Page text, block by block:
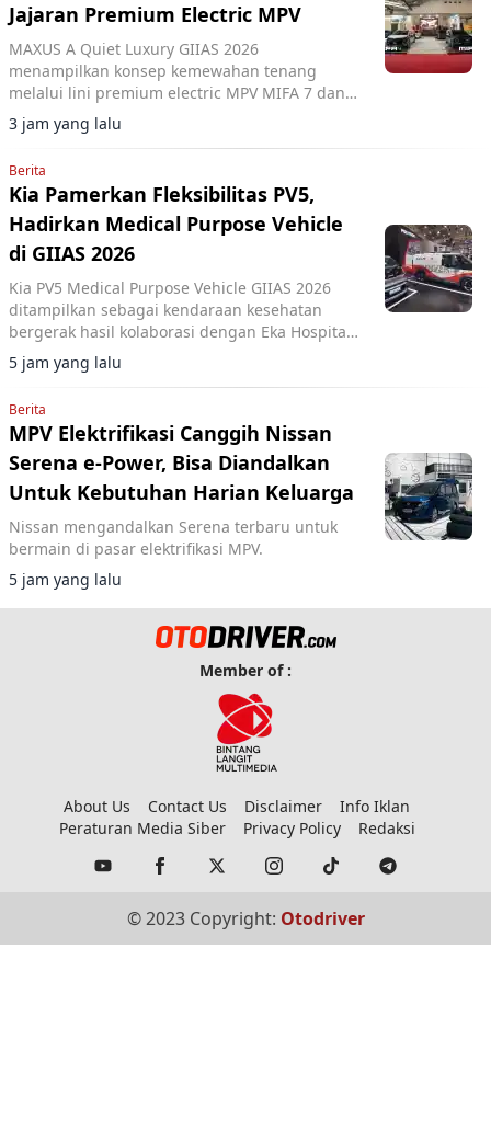
Jajaran Premium Electric MPV
MAXUS A Quiet Luxury GIIAS 2026
menampilkan konsep kemewahan tenang
melalui lini premium electric MPV MIFA 7 dan
MIFA 9 di ICE BSD City.
3 jam yang lalu
Berita
Kia Pamerkan Fleksibilitas PV5,
Hadirkan Medical Purpose Vehicle
di GIIAS 2026
Kia PV5 Medical Purpose Vehicle GIIAS 2026
ditampilkan sebagai kendaraan kesehatan
bergerak hasil kolaborasi dengan Eka Hospital
dan mitra lainnya.
5 jam yang lalu
Berita
MPV Elektrifikasi Canggih Nissan
Serena e-Power, Bisa Diandalkan
Untuk Kebutuhan Harian Keluarga
Nissan mengandalkan Serena terbaru untuk
bermain di pasar elektrifikasi MPV.
5 jam yang lalu
Member of :
About Us Contact Us Disclaimer
Info Iklan
Peraturan Media Siber
Privacy Policy Redaksi
© 2023 Copyright: Otodriver